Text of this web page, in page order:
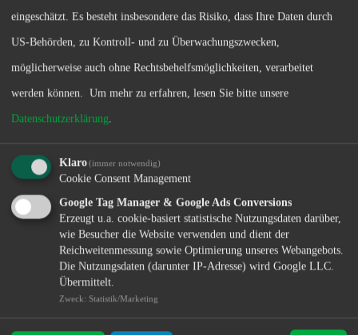
Sebastian Eismann, Mitarbeiter Verkauf
eingeschätzt. Es besteht insbesondere das Risiko, dass Ihre Daten durch
US-Behörden, zu Kontroll- und zu Überwachungszwecken,
möglicherweise auch ohne Rechtsbehelfsmöglichkeiten, verarbeitet
werden können. Um mehr zu erfahren, lesen Sie bitte unsere
Datenschutzerklärung.
Klaro(immer notwendig)
Cookie Consent Management
Google Tag Manager & Google Ads Conversions
Erzeugt u.a. cookie-basiert statistische Nutzungsdaten darüber,
wie Besucher die Website verwenden und dient der
Reichweitenmessung sowie Optimierung unseres Webangebots.
Die Nutzungsdaten (darunter IP-Adresse) wird Google LLC.
Übermittelt.
Zweck: Statistik/Marketing